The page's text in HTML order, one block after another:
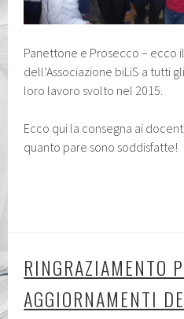
Panettone e Prosecco – ecco
dell’Associazione biLiS a tutti
loro lavoro svolto nel 2015.
Ecco qui la consegna ai
quanto pare sono soddisfatte!
RINGRAZIAMENTO
AGGIORNAMENTI